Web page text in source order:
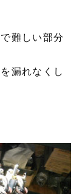
難しい部分
漏れなくし